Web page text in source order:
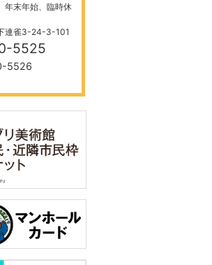
年末年始、臨時休
連雀3-24-3-101
5525
5526